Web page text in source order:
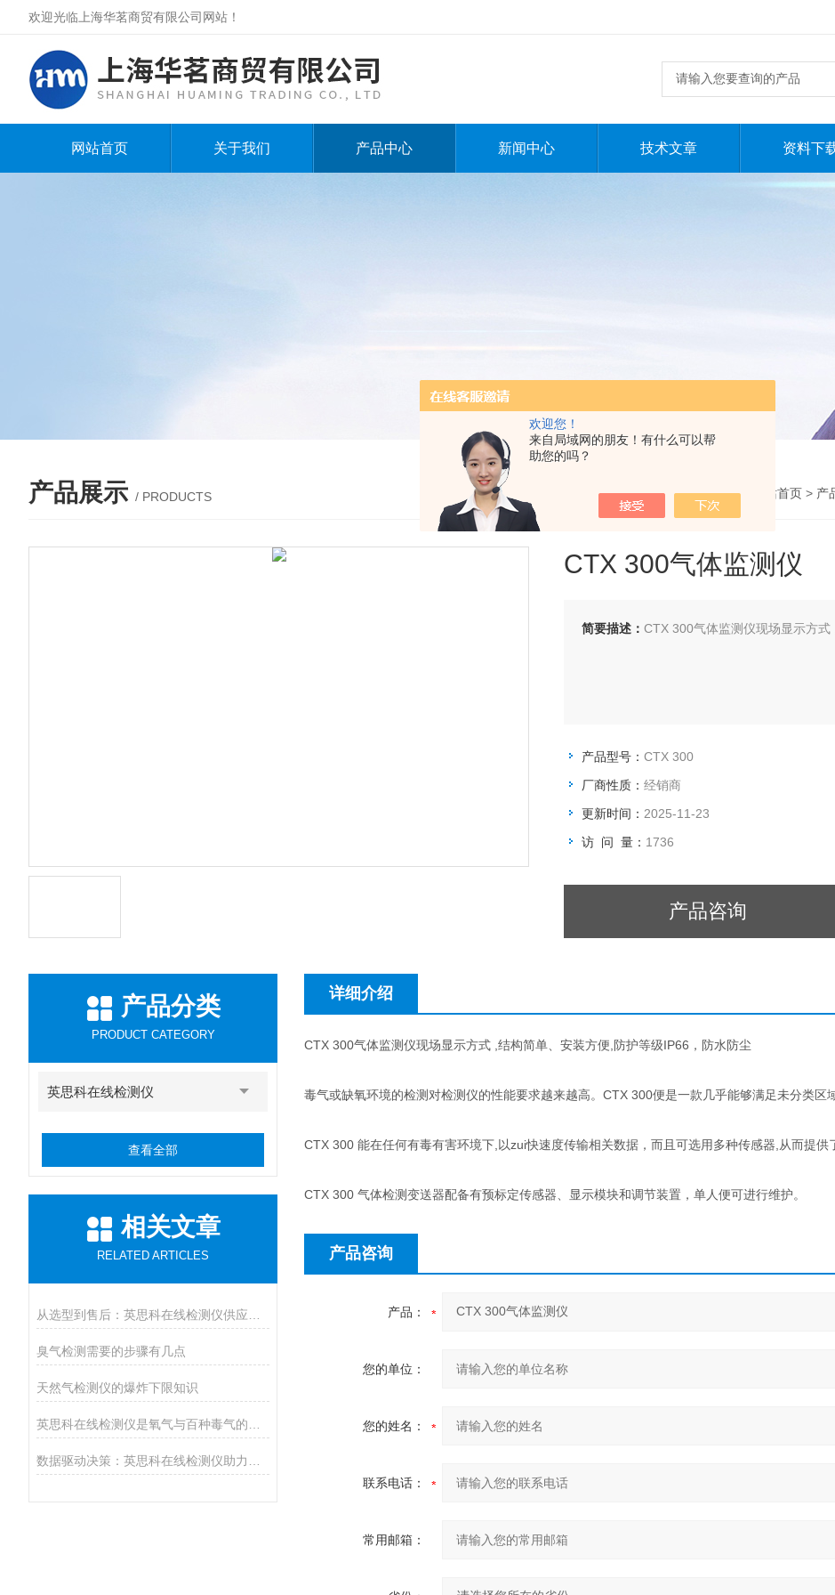
欢迎您！
来自局域网的朋友！有什么可以帮
助您的吗？
欢迎光临上海华茗商贸有限公司网站！
网站首页 关于我们 产品中心 新闻中心 技术文章 资料下
产品展示 / PRODUCTS 您的位置： 网站首页 > 产
CTX 300气体监测仪
简要描述： CTX 300气体监测仪现场显示方
产品型号： CTX 300
厂商性质： 经销商
更新时间： 2025-11-23
访 问 量： 1736
产品咨询
产品分类
PRODUCT CATEGORY
英思科在线检测仪
查看全部
相关文章
RELATED ARTICLES
臭气检测需要的步骤有几点
天然气检测仪的爆炸下限知识
详细介绍
CTX 300气体监测仪现场显示方式 ,结构简单、安装方便,防护等级IP66，防水防尘
毒气或缺氧环境的检测对检测仪的性能要求越来越高。CTX 300便是一款几乎能够满足未分类区
CTX 300 能在任何有毒有害环境下,以zui快速度传输相关数据，而且可选用多种传感器,从而提供
CTX 300 气体检测变送器配备有预标定传感器、显示模块和调节装置，单人便可进行维护。
产品咨询
产品：
您的单位：
您的姓名：
联系电话：
常用邮箱：